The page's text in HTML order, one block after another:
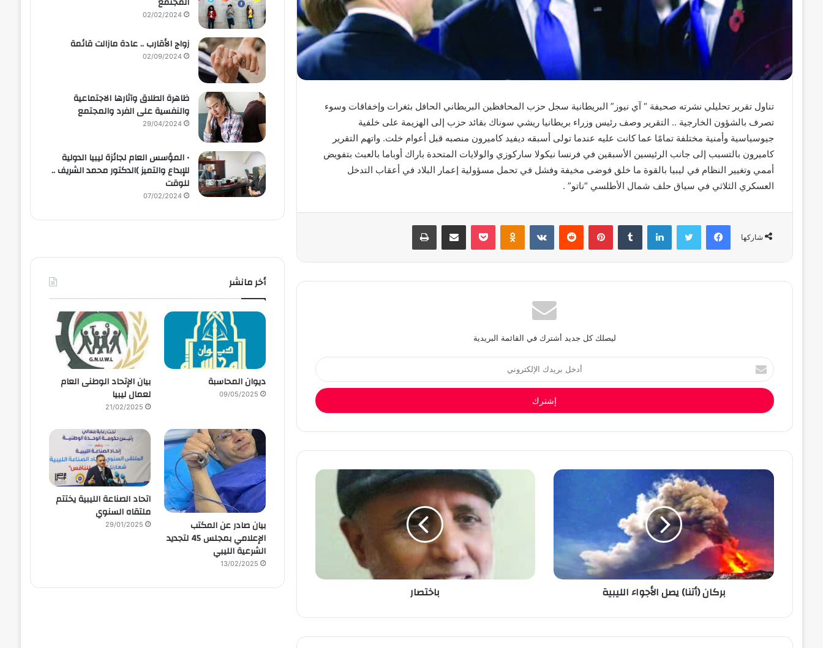
تناول تقرير تحليلي نشرته صحيفة “ آي نيوز” البريطانية سجل حزب المحافظين البريطاني الحافل بثغرات وإخفاقات وسوء
تصرف بالشؤون الخارجية .. التقرير وصف رئيس وزراء بريطانيا ريشي سوناك بقائد حزب إلى الهزيمة على خلفية
جيوسياسية وأمنية مختلفة تمامًا عما كانت عليه عندما تولى أسبقه ديفيد كاميرون منصبه قبل أعوام خلت. واتهم التقرير
كاميرون بالتسبب إلى جانب الرئيسين الأسبقين في فرنسا نيكولا ساركوزي والولايات المتحدة باراك أوباما بالعبث بتفويض
أممي وتغيير النظام في ليبيا بالقوة ما خلق فوضى مخيفة وفشل في تحمل مسؤولية إعمار البلاد في أعقاب التدخل
العسكري الثلاثي في سياق حلف شمال الأطلسي “ناتو” .
شاركها
فيسبوك تويتر لينكدإن ‏Tumblr بينتيريست
‏Reddit
‏VKontakte
Odnoklassniki
بوكيت مشاركة عبر البريد طباعة
ليصلك كل جديد أشترك في القائمة البريدية
أدخل
بريدك
الإلكتروني
بركان (أتنا) يصل الأجواء الليبية باختصار
02/02/2024
زواج الأقارب .. عادة مازالت قائمة
02/09/2024
ظاهرة الطلاق وآثارها الاجتماعية
والنفسية على الفرد والمجتمع
29/04/2024
• المؤسس العام لجائزة ليبيا الدولية
للإبداع والتميز )الدكتور محمد الشريف ..
للوقت
07/02/2024
أخر مانشر
ديوان المحاسبة
09/05/2025
بيان الإتحاد الوطنى العام
لعمال ليبيا
21/02/2025
بيان صادر عن المكتب
الإعلامي بمجلس 45 لتجديد
الشرعية الليبي
13/02/2025
اتحاد الصناعة الليبية يختتم
ملتقاه السنوي
29/01/2025